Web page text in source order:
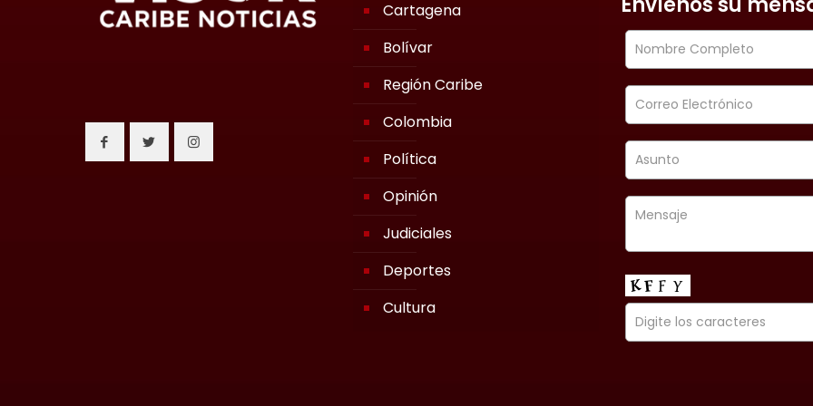
Cartagena
Bolívar
Región Caribe
Colombia
Política
Opinión
Judiciales
Deportes
Cultura